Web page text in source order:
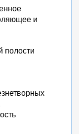
и
полости